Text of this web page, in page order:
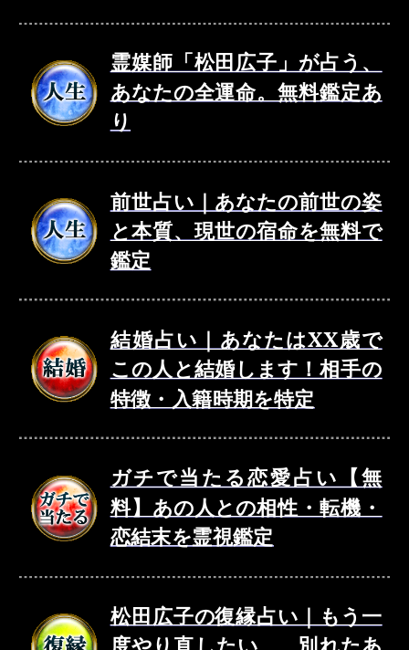
霊媒師「松田広子」が占う、
あなたの全運命。無料鑑定あ
り
前世占い｜あなたの前世の姿
と本質、現世の宿命を無料で
鑑定
結婚占い｜あなたはXX歳で
この人と結婚します！相手の
特徴・入籍時期を特定
ガチで当たる恋愛占い【無
料】あの人との相性・転機・
恋結末を霊視鑑定
松田広子の復縁占い｜もう一